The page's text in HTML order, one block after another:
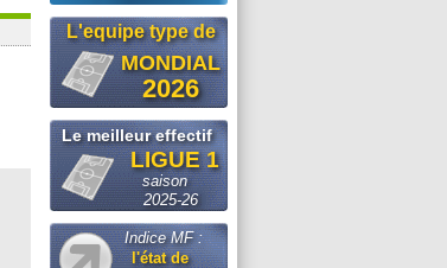
L'equipe type de
MONDIAL
2026
Le meilleur effectif
LIGUE 1
saison
2025-26
Indice MF :
l'état de